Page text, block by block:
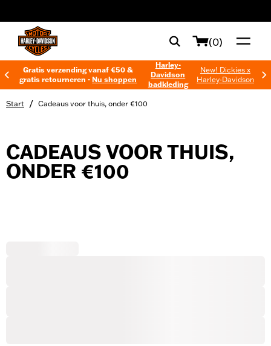
(0)
Gratis verzending vanaf €50 &
gratis retourneren -Nu shoppen
Harley-
Davidson
badkleding
New! Dickies x
Harley-Davidson
Start / Cadeaus voor thuis, onder €100
CADEAUS VOOR THUIS,
ONDER €100